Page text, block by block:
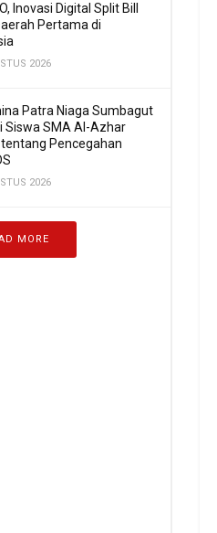
Inovasi Digital Split Bill
Pertama di
2026
Patra Niaga Sumbagut
Siswa SMA Al-Azhar
Pencegahan
2026
MORE